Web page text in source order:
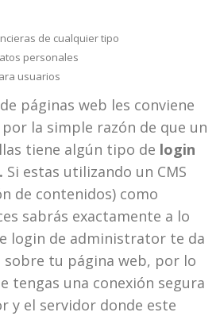
de cualquier tipo
personales
usuarios
páginas web les conviene
la simple razón de que un
tiene algún tipo de login
Si estas utilizando un CMS
de contenidos) como
sabrás exactamente a lo
login de administrator te da
sobre tu página web, por lo
tengas una conexión segura
y el servidor donde este